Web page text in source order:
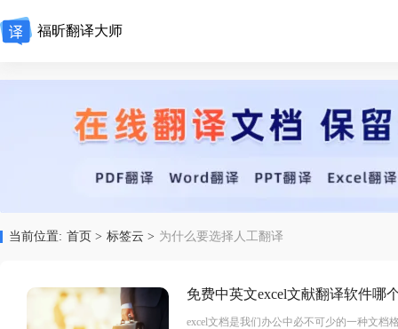
福昕翻译大师
当前位置: 首页 > 标签云 > 为什么要选择人工翻译
免费中英文excel文献翻译软件哪
excel文档是我们办公中必不可少的一种文档